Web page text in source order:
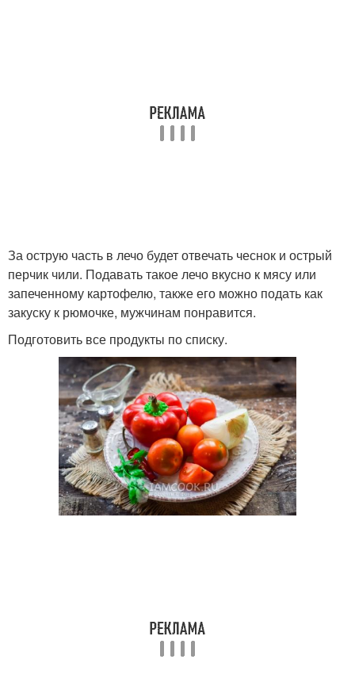
Лечо на сковороде Лечо с рисом
Ингредиенты для лечо Бархатное лечо
Бабушкино лечо Лечо из огурцов
За острую часть в лечо будет отвечать чеснок и острый
перчик чили. Подавать такое лечо вкусно к мясу или
запеченному картофелю, также его можно подать как
закуску к рюмочке, мужчинам понравится.
Подготовить все продукты по списку.